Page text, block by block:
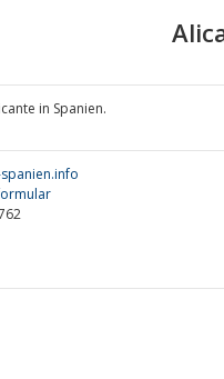
in Spanien.